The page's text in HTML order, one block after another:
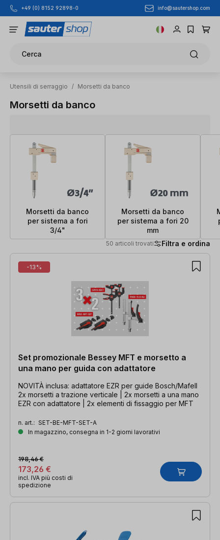
Passa al contenuto principale
+49 (0) 8152 92898-0 info@sautershop.com
Cerca
Utensili di serraggio / Morsetti da banco
Morsetti da banco
Morsetti da banco
per sistema a fori
3/4"
Morsetti da banco
per sistema a fori 20
mm
50 articoli trovati Filtra e ordina
50 articoli trovati
-13%
Set promozionale Bessey MFT e morsetto a
una mano per guida con adattatore
NOVITÀ inclusa: adattatore EZR per guide Bosch/Mafell
2x morsetti a trazione verticale | 2x morsetti a una mano
EZR con adattatore | 2x elementi di fissaggio per MFT
n. art.: SET-BE-MFT-SET-A
In magazzino, consegna in 1-2 giorni lavorativi
173,26 €
198,46 €
incl. IVA più costi di
spedizione